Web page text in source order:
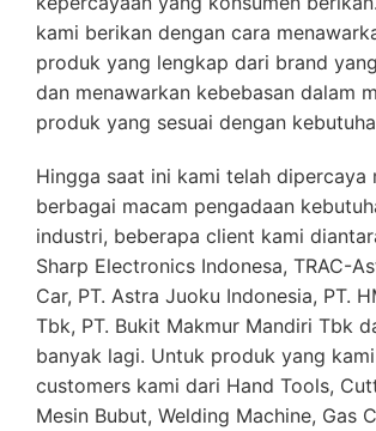
kami berikan dengan cara
produk yang lengkap dari brand
dan menawarkan kebebasan dalam
produk yang sesuai dengan
Hingga saat ini kami telah dipercaya
berbagai macam pengadaan
industri, beberapa client kami
Sharp Electronics Indonesa, TRAC-
Car, PT. Astra Juoku Indonesia, PT.
Tbk, PT. Bukit Makmur Mandiri Tbk
banyak lagi. Untuk produk yang
customers kami dari Hand Tools,
Mesin Bubut, Welding Machine, Gas